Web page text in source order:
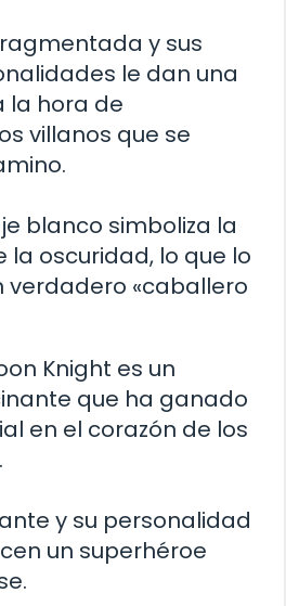
y sus
le dan una
la hora de
villanos que se
blanco simboliza la
la oscuridad, lo que lo
verdadero «caballero
Knight es un
que ha ganado
en el corazón de los
y su personalidad
un superhéroe